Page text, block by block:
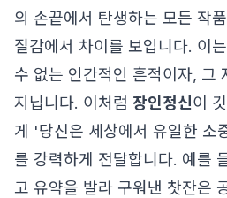
의 손끝에서 탄생하는 모든 작
질감에서 차이를 보입니다. 이
수 없는 인간적인 흔적이자, 그
지닙니다. 이처럼 장인정신이
게 '당신은 세상에서 유일한 소
를 강력하게 전달합니다. 예를
고 유약을 발라 구워낸 찻잔은